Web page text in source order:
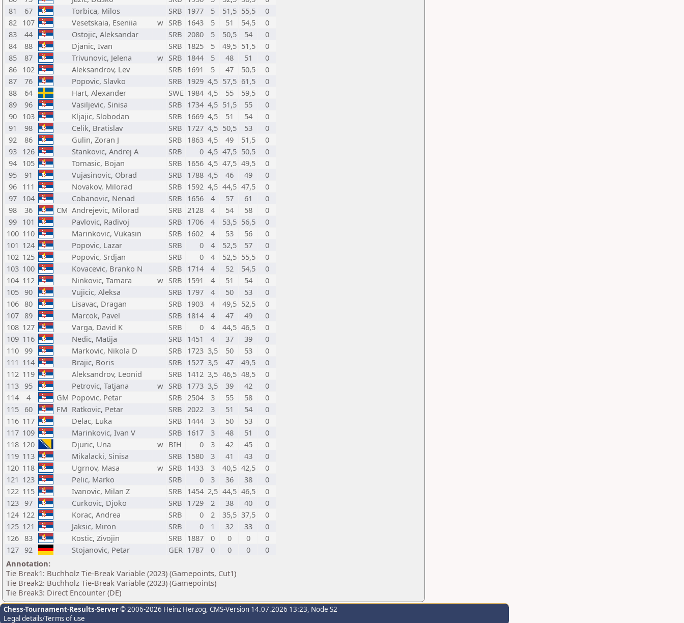
81
67 Torbica, Milos SRB 1977 5 51,5 55,5
0
82 107 Vesetskaia, Eseniia w SRB 1643 5 51 54,5
0
83
44 Ostojic, Aleksandar SRB 2080 5 50,5 54
0
84
88 Djanic, Ivan SRB 1825 5 49,5 51,5
0
85
87 Trivunovic, Jelena w SRB 1844 5 48 51
0
86 102 Aleksandrov, Lev SRB 1691 5 47 50,5
0
87
76 Popovic, Slavko SRB 1929 4,5 57,5 61,5
0
88
64 Hart, Alexander SWE 1984 4,5 55 59,5
0
89
96 Vasiljevic, Sinisa SRB 1734 4,5 51,5 55
0
90 103 Kljajic, Slobodan SRB 1669 4,5 51 54
0
91
98 Celik, Bratislav SRB 1727 4,5 50,5 53
0
92
86 Gulin, Zoran J SRB 1863 4,5 49 51,5
0
93 126 Stankovic, Andrej A SRB 0 4,5 47,5 50,5
0
94 105 Tomasic, Bojan SRB 1656 4,5 47,5 49,5
0
95
91 Vujasinovic, Obrad SRB 1788 4,5 46 49
0
96 111 Novakov, Milorad SRB 1592 4,5 44,5 47,5
0
97 104 Cobanovic, Nenad SRB 1656 4 57 61
0
98
36 CM Andrejevic, Milorad SRB 2128 4 54 58
0
99 101 Pavlovic, Radivoj SRB 1706 4 53,5 56,5
0
100 110 Marinkovic, Vukasin SRB 1602 4 53 56
0
101 124 Popovic, Lazar SRB 0 4 52,5 57
0
102 125 Popovic, Srdjan SRB 0 4 52,5 55,5
0
103 100 Kovacevic, Branko N SRB 1714 4 52 54,5
0
104 112 Ninkovic, Tamara w SRB 1591 4 51 54
0
105 90 Vujicic, Aleksa SRB 1797 4 50 53
0
106 80 Lisavac, Dragan SRB 1903 4 49,5 52,5
0
107 89 Marcok, Pavel SRB 1814 4 47 49
0
108 127 Varga, David K SRB 0 4 44,5 46,5
0
109 116 Nedic, Matija SRB 1451 4 37 39
0
110 99 Markovic, Nikola D SRB 1723 3,5 50 53
0
111 114 Brajic, Boris SRB 1527 3,5 47 49,5
0
112 119 Aleksandrov, Leonid SRB 1412 3,5 46,5 48,5
0
113 95 Petrovic, Tatjana w SRB 1773 3,5 39 42
0
114
4 GM Popovic, Petar SRB 2504 3 55 58
0
115 60 FM Ratkovic, Petar SRB 2022 3 51 54
0
116 117 Delac, Luka SRB 1444 3 50 53
0
117 109 Marinkovic, Ivan V SRB 1617 3 48 51
0
118 120 Djuric, Una w BIH 0 3 42 45
0
119 113 Mikalacki, Sinisa SRB 1580 3 41 43
0
120 118 Ugrnov, Masa w SRB 1433 3 40,5 42,5
0
121 123 Pelic, Marko SRB 0 3 36 38
0
122 115 Ivanovic, Milan Z SRB 1454 2,5 44,5 46,5
0
123 97 Curkovic, Djoko SRB 1729 2 38 40
0
124 122 Korac, Andrea SRB 0 2 35,5 37,5
0
125 121 Jaksic, Miron SRB 0 1 32 33
0
126 83 Kostic, Zivojin SRB 1887 0 0 0
0
127 92 Stojanovic, Petar GER 1787 0 0 0
0
Annotation:
Tie Break1: Buchholz Tie-Break Variable (2023) (Gamepoints, Cut1)
Tie Break2: Buchholz Tie-Break Variable (2023) (Gamepoints)
Tie Break3: Direct Encounter (DE)
Chess-Tournament-Results-Server© 2006-2026 Heinz Herzog, CMS-Version 14.07.2026 13:23, Node S2
Legal details/Terms of use